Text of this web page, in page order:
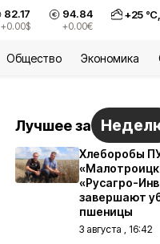
82.17
+0.00$
94.84
+0.00€
+25°С,
Общество Экономика
Лучшее за
Хлеборобы
«Русагро-
завершают
пшеницы
3 августа , 16:42